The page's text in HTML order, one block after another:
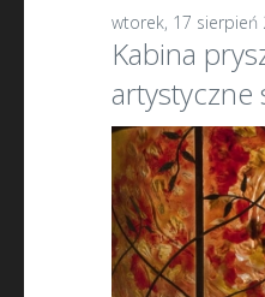
wtorek, 17 sierpień
Kabina
artystyczne